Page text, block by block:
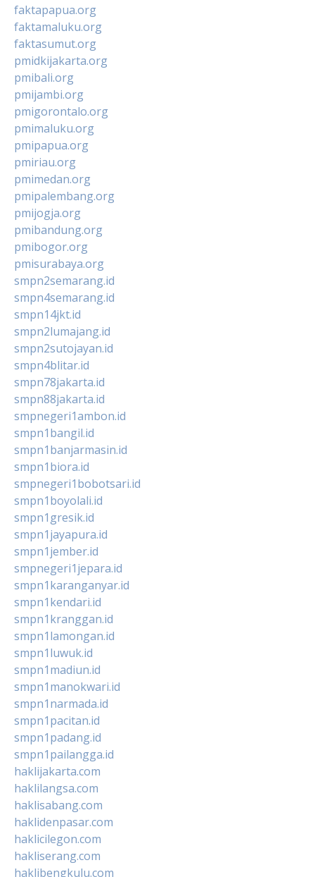
faktapapua.org
faktamaluku.org
faktasumut.org
pmidkijakarta.org
pmibali.org
pmijambi.org
pmigorontalo.org
pmimaluku.org
pmipapua.org
pmiriau.org
pmimedan.org
pmipalembang.org
pmijogja.org
pmibandung.org
pmibogor.org
pmisurabaya.org
smpn2semarang.id
smpn4semarang.id
smpn14jkt.id
smpn2lumajang.id
smpn2sutojayan.id
smpn4blitar.id
smpn78jakarta.id
smpn88jakarta.id
smpnegeri1ambon.id
smpn1bangil.id
smpn1banjarmasin.id
smpn1biora.id
smpnegeri1bobotsari.id
smpn1boyolali.id
smpn1gresik.id
smpn1jayapura.id
smpn1jember.id
smpnegeri1jepara.id
smpn1karanganyar.id
smpn1kendari.id
smpn1kranggan.id
smpn1lamongan.id
smpn1luwuk.id
smpn1madiun.id
smpn1manokwari.id
smpn1narmada.id
smpn1pacitan.id
smpn1padang.id
smpn1pailangga.id
haklijakarta.com
haklilangsa.com
haklisabang.com
haklidenpasar.com
haklicilegon.com
hakliserang.com
haklibengkulu.com